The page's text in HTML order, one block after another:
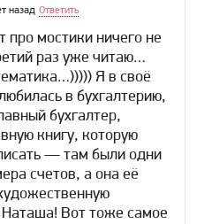
назад Ответить
про мостики ничего не
раз уже читаю…
Я в своё
в бухгалтерию,
бухгалтер,
книгу, которую
— там были одни
счетов, а она её
Наташа! Вот тоже самое